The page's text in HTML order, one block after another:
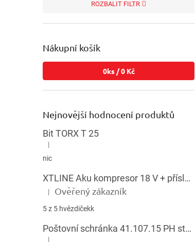
ROZBALIT FILTR
Nákupní košík
0ks /0 Kč
Nejnovější hodnocení produktů
Bit TORX T 25
Hodnocení produktu je 5 z 5 hvězdiček.
|
nic
XTLINE Aku kompresor 18 V + příslušenství
Hodnocení produktu je 5 z 5 hvězdiček.
| Ověřený zákazník
5 z 5 hvězdičekk
Poštovní schránka 41.107.15 PH stojatá HNĚDÁ
|